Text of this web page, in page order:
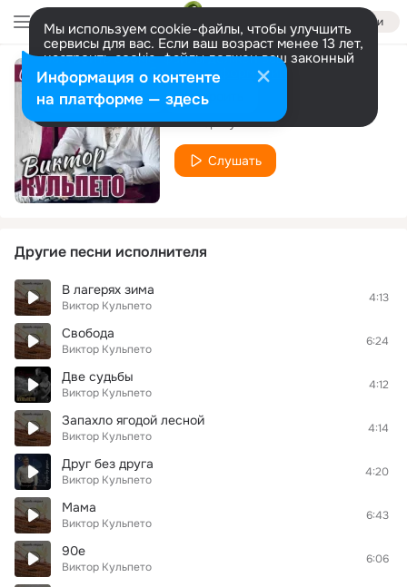
Войти
Мы используем cookie-файлы, чтобы улучшить
сервисы для вас. Если ваш возраст менее 13 лет,
настроить cookie-файлы должен ваш законный
представитель. Больше информации
Разрешить все Настроить
Аннушка
Виктор Кульпето
Слушать
Другие песни исполнителя
В лагерях зима
Виктор Кульпето
4:13
Свобода
Виктор Кульпето
6:24
Две судьбы
Виктор Кульпето
4:12
Запахло ягодой лесной
Виктор Кульпето
4:14
Друг без друга
Виктор Кульпето
4:20
Мама
Виктор Кульпето
6:43
90е
Виктор Кульпето
6:06
Информация о контенте
на платформе — здесь